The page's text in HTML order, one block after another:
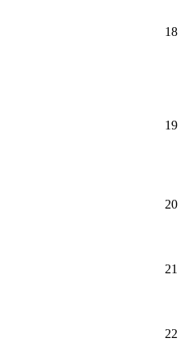
18
19
20
21
22